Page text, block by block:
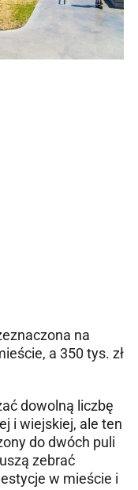
na
a 350 tys. zł
dowolną liczbę
i wiejskiej, ale ten
do dwóch puli
zebrać
w mieście i